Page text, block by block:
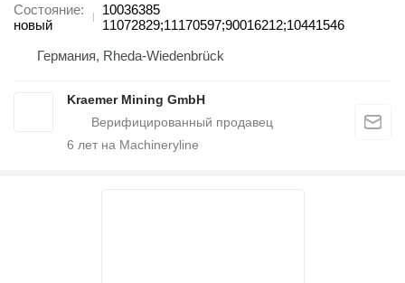
Состояние
новый
10036385
11072829;11170597;90016212;10441546
Германия, Rheda-Wiedenbrück
Kraemer Mining GmbH
6 лет на Machineryline